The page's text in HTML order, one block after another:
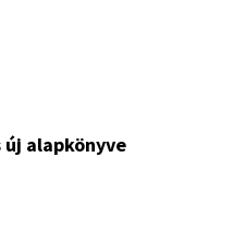
új alapkönyve